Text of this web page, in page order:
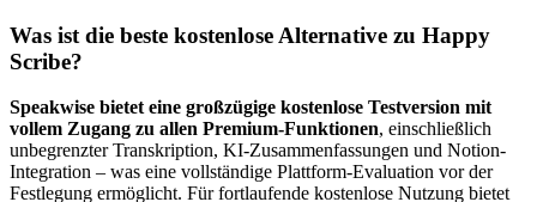
Was ist die beste kostenlose Alternative zu Happy
Scribe?
Speakwise bietet eine großzügige kostenlose Testversion mit
vollem Zugang zu allen Premium-Funktionen, einschließlich
unbegrenzter Transkription, KI-Zusammenfassungen und Notion-
Integration – was eine vollständige Plattform-Evaluation vor der
Festlegung ermöglicht. Für fortlaufende kostenlose Nutzung bietet